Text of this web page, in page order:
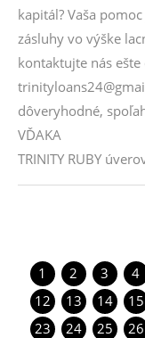
kapitál? Vaša
zásluhy vo výške
kontaktujte nás
dôveryhodné,
VĎAKA
TRINITY RUBY
1 2 3 4
12
13 14 15
23
24 25 26